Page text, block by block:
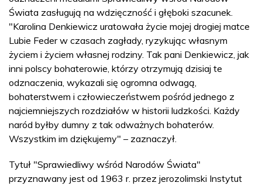
Świata zasługują na wdzięczność i głęboki szacunek.
"Karolina Denkiewicz uratowała życie mojej drogiej matce
Lubie Feder w czasach zagłady, ryzykując własnym
życiem i życiem własnej rodziny. Tak pani Denkiewicz, jak
inni polscy bohaterowie, którzy otrzymują dzisiaj te
odznaczenia, wykazali się ogromna odwagą,
bohaterstwem i człowieczeństwem pośród jednego z
najciemniejszych rozdziałów w historii ludzkości. Każdy
naród byłby dumny z tak odważnych bohaterów.
Wszystkim im dziękujemy" – zaznaczył.
Tytuł "Sprawiedliwy wśród Narodów Świata"
przyznawany jest od 1963 r. przez jerozolimski Instytut